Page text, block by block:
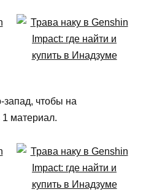
запад, чтобы на
материал.